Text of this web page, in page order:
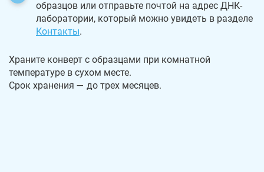
образцов или отправьте почтой на адрес ДНК-
лаборатории, который можно увидеть в разделе
Контакты.
Храните конверт с образцами при комнатной
температуре в сухом месте.
Срок хранения — до трех месяцев.